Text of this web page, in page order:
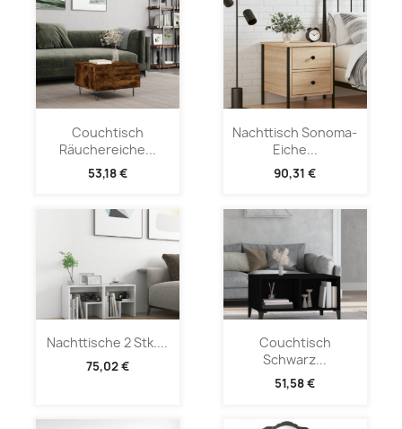
Couchtisch
Räuchereiche...
53,18 €
Nachttisch Sonoma-
Eiche...
90,31 €
Nachttische 2 Stk....
75,02 €
Couchtisch
Schwarz...
51,58 €